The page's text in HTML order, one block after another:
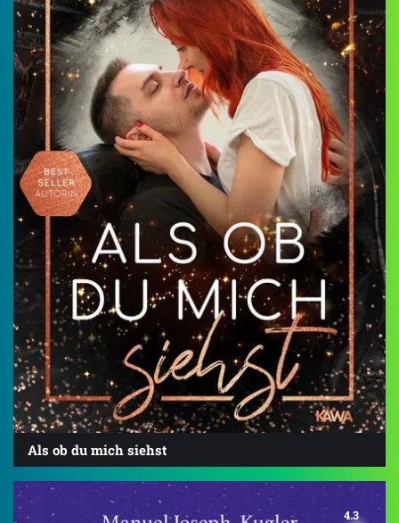
Als ob du mich siehst
4.3